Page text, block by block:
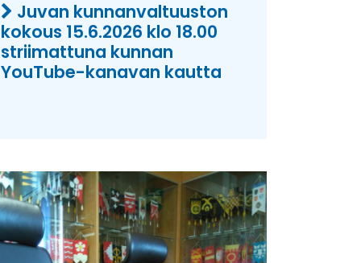
Juvan kunnanvaltuuston
kokous 15.6.2026 klo 18.00
striimattuna kunnan
YouTube-kanavan kautta